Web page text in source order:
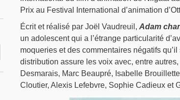
Prix au Festival International d’animation
Écrit et réalisé par Joël Vaudreuil, Adam
un adolescent qui a l’étrange particularité
moqueries et des commentaires négatifs
distribution assure les voix avec, entre
Desmarais, Marc Beaupré, Isabelle
Cloutier, Alexis Lefebvre, Sophie Cadieux et